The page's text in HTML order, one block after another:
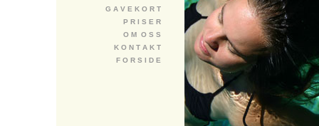
G A V E K O R T
P R I S E R
O M O S S
K O N T A K T
F O R S I D E